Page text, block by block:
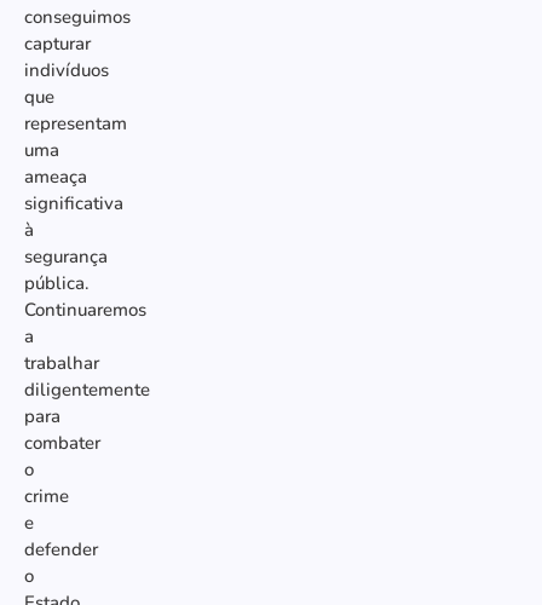
conseguimos
capturar
indivíduos
que
representam
uma
ameaça
significativa
à
segurança
pública.
Continuaremos
a
trabalhar
diligentemente
para
combater
o
crime
e
defender
o